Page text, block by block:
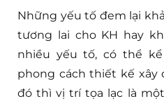
Những yếu tố đem lại
tương lai cho KH hay
nhiều yếu tố, có thể
phong cách thiết kế xây
đó thì vị trí tọa lạc là